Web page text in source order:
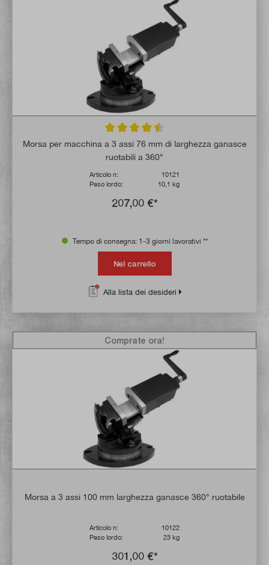
Valutazione media di 4.5 su 5 stelle
Morsa per macchina a 3 assi 76 mm di larghezza ganasce
ruotabili a 360°
Articolo n:
10121
Peso lordo:
10,1 kg
207,00 €*
Tempo di consegna: 1-3 giorni lavorativi **
Nel carrello
Alla lista dei desideri
Morsa a 3 assi 100 mm larghezza ganasce 360° ruotabile
Articolo n:
10122
Peso lordo:
23 kg
301,00 €*
Comprate ora!